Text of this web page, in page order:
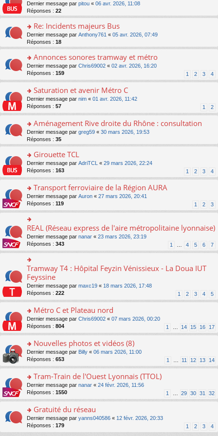
c
e
nt
pl
u
ré
c
e
nt
n
o
n
lu
le
pl
u
ré
c
e
nt
s
a
e
n
o
n
lu
le
pl
u
ré
c
e
nt
er
le
m
e
s
s
a
e
n
o
n
lu
le
pl
ré
c
e
nt
o
n
s
ult
er
le
m
e
s
s
a
g
e
n
o
n
le
pl
u
ré
c
e
nt
Dernier message par pitou « 06 avr. 2026, 11:08
Réponses : 22
o
n
s
ult
er
le
s
s
a
g
e
n
o
n
le
pl
u
s
ré
c
e
nt
Re: Incidents majeurs Bus
Dernier message par Anthony761 « 05 avr. 2026, 07:49
Réponses : 18
o
n
s
ult
er
le
m
e
s
s
a
g
e
n
o
le
pl
u
s
ré
c
e
nt
Annonces sonores tramway et métro
Dernier message par Chris69002 « 02 avr. 2026, 16:20
Réponses : 159 1 2 3 4
o
n
s
ult
er
le
m
s
s
a
g
e
n
o
le
pl
u
s
ré
c
e
nt
Saturation et avenir Métro C
Dernier message par nim « 01 avr. 2026, 11:42
Réponses : 57 1 2
o
n
s
ult
er
le
s
s
a
g
e
n
o
n
pl
u
s
ré
c
e
Aménagement Rive droite du Rhône : consultation
Dernier message par greg59 « 30 mars 2026, 19:53
Réponses : 35
o
n
s
ult
er
le
m
e
s
s
a
g
e
n
o
n
lu
le
pl
u
s
ré
c
Girouette TCL
Dernier message par AdriTCL « 29 mars 2026, 22:24
Réponses : 163 1 2 3 4
o
n
s
ult
er
le
m
e
s
s
g
e
n
lu
le
pl
u
s
ré
c
Transport ferroviaire de la Région AURA
Dernier message par Auron « 27 mars 2026, 20:41
Réponses : 119 1 2 3
o
n
s
er
le
m
e
s
s
a
g
e
n
o
n
lu
le
pl
u
ré
c
e
nt
REAL (Réseau express de l'aire métropolitaine lyonnaise)
Dernier message par nanar « 23 mars 2026, 23:19
Réponses : 343 1 4 5 6 7
o
n
ult
er
le
m
e
s
s
a
g
e
n
o
n
lu
le
pl
s
ré
c
Tramway T4 : Hôpital Feyzin Vénissieux - La Doua IUT
Feyssine
Dernier message par maxc19 « 18 mars 2026, 17:48
Réponses : 222 1 2 3 4 5
o
n
s
ult
er
le
m
e
s
s
a
g
n
o
n
Métro C et Plateau nord
Dernier message par Chris69002 « 07 mars 2026, 00:20
Réponses : 804 1 14 15 16 17
o
n
s
ult
er
le
m
e
s
s
a
g
Nouvelles photos et vidéos (8)
Dernier message par Billy « 06 mars 2026, 11:00
Réponses : 653 1 11 12 13 14
o
n
s
ult
er
le
m
Tram-Train de l'Ouest Lyonnais (TTOL)
Dernier message par nanar « 24 févr. 2026, 11:56
Réponses : 1550 1 29 30 31 32
o
n
s
Gratuité du réseau
Dernier message par yanns040586 « 12 févr. 2026, 20:33
Réponses : 179 1 2 3 4